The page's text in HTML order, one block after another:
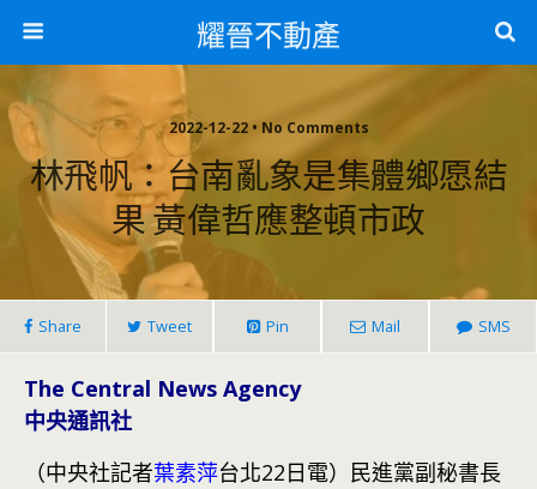
耀晉不動產
2022-12-22 • No Comments
林飛帆：台南亂象是集體鄉愿結
果 黃偉哲應整頓市政
Share Tweet Pin Mail SMS
The Central News Agency
中央通訊社
（中央社記者葉素萍台北22日電）民進黨副秘書長